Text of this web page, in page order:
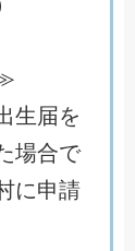
生届を
場合で
に申請